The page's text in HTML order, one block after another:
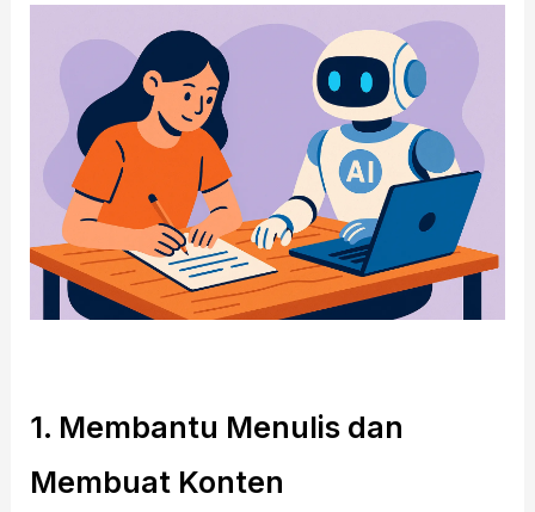
1. Membantu Menulis dan
Membuat Konten